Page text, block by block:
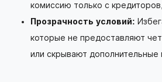
комиссию только с
Прозрачность условий:
которые не предоставляют
или скрывают дополнительные